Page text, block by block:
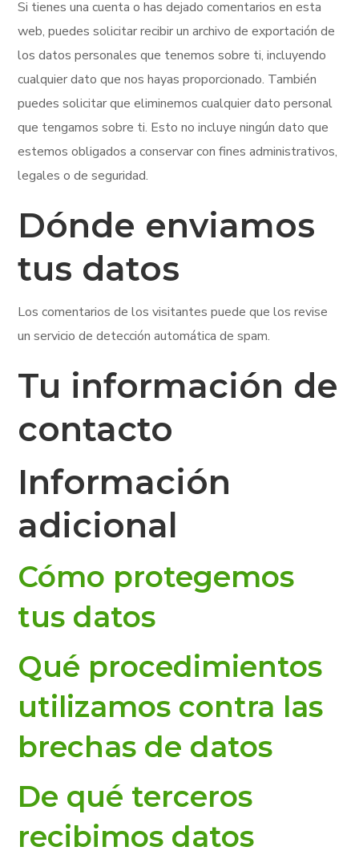
Si tienes una cuenta o has dejado comentarios en esta
web, puedes solicitar recibir un archivo de exportación de
los datos personales que tenemos sobre ti, incluyendo
cualquier dato que nos hayas proporcionado. También
puedes solicitar que eliminemos cualquier dato personal
que tengamos sobre ti. Esto no incluye ningún dato que
estemos obligados a conservar con fines administrativos,
legales o de seguridad.
Dónde enviamos
tus datos
Los comentarios de los visitantes puede que los revise
un servicio de detección automática de spam.
Tu información de
contacto
Información
adicional
Cómo protegemos
tus datos
Qué procedimientos
utilizamos contra las
brechas de datos
De qué terceros
recibimos datos